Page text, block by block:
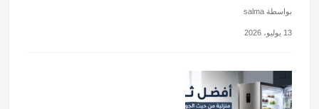
بواسطة salma
13 يوليو، 2026